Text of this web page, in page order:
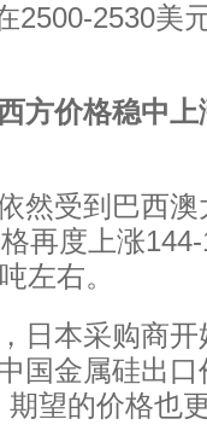
2500-2530美
方价格稳中上
然受到巴西
再度上涨
左右。
日本采购商
国金属硅出
望的价格也